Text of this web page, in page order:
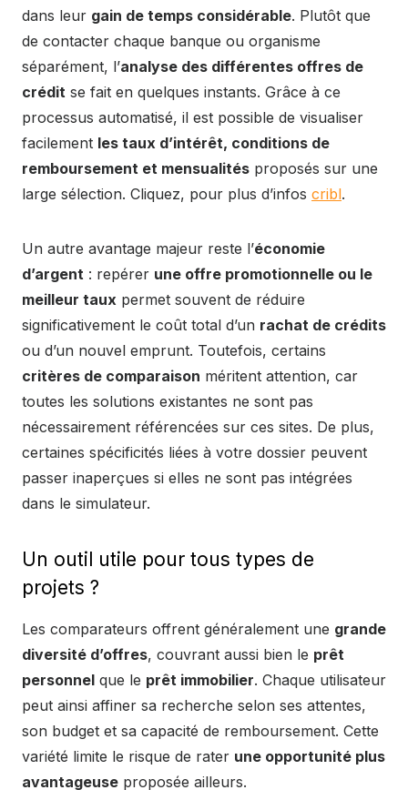
dans leur gain de temps considérable. Plutôt que
de contacter chaque banque ou organisme
séparément, l’analyse des différentes offres de
crédit se fait en quelques instants. Grâce à ce
processus automatisé, il est possible de visualiser
facilement les taux d’intérêt, conditions de
remboursement et mensualités proposés sur une
large sélection. Cliquez, pour plus d’infos cribl.
Un autre avantage majeur reste l’économie
d’argent : repérer une offre promotionnelle ou le
meilleur taux permet souvent de réduire
significativement le coût total d’un rachat de crédits
ou d’un nouvel emprunt. Toutefois, certains
critères de comparaison méritent attention, car
toutes les solutions existantes ne sont pas
nécessairement référencées sur ces sites. De plus,
certaines spécificités liées à votre dossier peuvent
passer inaperçues si elles ne sont pas intégrées
dans le simulateur.
Un outil utile pour tous types de
projets ?
Les comparateurs offrent généralement une grande
diversité d’offres, couvrant aussi bien le prêt
personnel que le prêt immobilier. Chaque utilisateur
peut ainsi affiner sa recherche selon ses attentes,
son budget et sa capacité de remboursement. Cette
variété limite le risque de rater une opportunité plus
avantageuse proposée ailleurs.